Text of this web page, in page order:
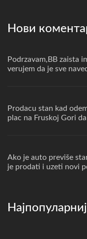
Нови
Podrzavam,BB zaista
verujem da je sve
Prodacu stan kad
plac na Fruskoj Gori
Ako je auto previše
je prodati i uzeti novi